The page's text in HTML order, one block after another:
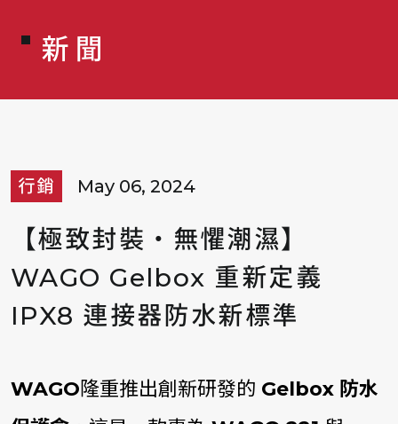
新聞
行銷 May 06, 2024
【極致封裝・無懼潮濕】
WAGO Gelbox 重新定義
IPX8 連接器防水新標準
WAGO隆重推出創新研發的 Gelbox 防水